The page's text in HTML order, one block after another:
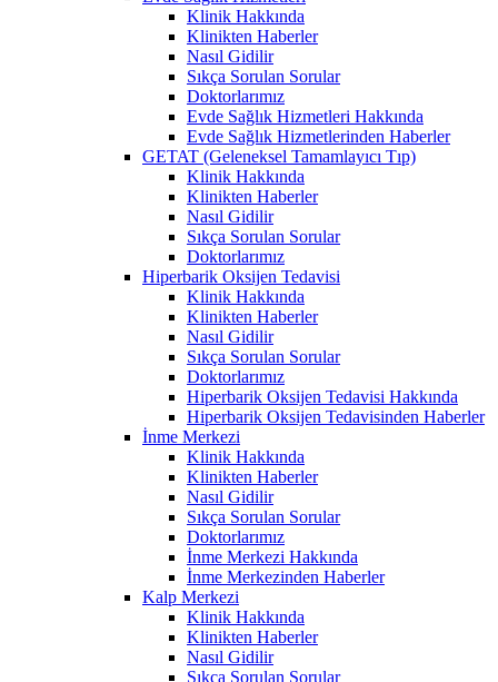
Klinik Hakkında
Klinikten Haberler
Nasıl Gidilir
Sıkça Sorulan Sorular
Doktorlarımız
Evde Sağlık Hizmetleri Hakkında
Evde Sağlık Hizmetlerinden Haberler
GETAT (Geleneksel Tamamlayıcı Tıp)
Klinik Hakkında
Klinikten Haberler
Nasıl Gidilir
Sıkça Sorulan Sorular
Doktorlarımız
Hiperbarik Oksijen Tedavisi
Klinik Hakkında
Klinikten Haberler
Nasıl Gidilir
Sıkça Sorulan Sorular
Doktorlarımız
Hiperbarik Oksijen Tedavisi Hakkında
Hiperbarik Oksijen Tedavisinden Haberler
İnme Merkezi
Klinik Hakkında
Klinikten Haberler
Nasıl Gidilir
Sıkça Sorulan Sorular
Doktorlarımız
İnme Merkezi Hakkında
İnme Merkezinden Haberler
Kalp Merkezi
Klinik Hakkında
Klinikten Haberler
Nasıl Gidilir
Sıkça Sorulan Sorular